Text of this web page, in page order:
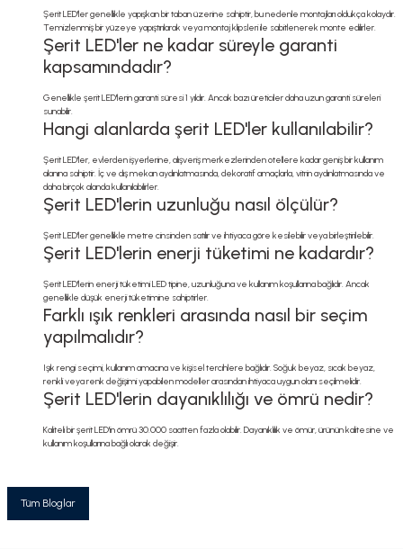
Şerit LED'ler genellikle yapışkan bir taban üzerine sahiptir, bu nedenle montajları oldukça kolaydır.
Temizlenmiş bir yüzeye yapıştırılarak veya montaj klipsleri ile sabitlenerek monte edilirler.
Şerit LED'ler ne kadar süreyle garanti
kapsamındadır?
Genellikle şerit LED'lerin garanti süresi 1 yıldır. Ancak bazı üreticiler daha uzun garanti süreleri
sunabilir.
Hangi alanlarda şerit LED'ler kullanılabilir?
Şerit LED'ler, evlerden işyerlerine, alışveriş merkezlerinden otellere kadar geniş bir kullanım
alanına sahiptir. İç ve dış mekan aydınlatmasında, dekoratif amaçlarla, vitrin aydınlatmasında ve
daha birçok alanda kullanılabilirler.
Şerit LED'lerin uzunluğu nasıl ölçülür?
Şerit LED'ler genellikle metre cinsinden satılır ve ihtiyaca göre kesilebilir veya birleştirilebilir.
Şerit LED'lerin enerji tüketimi ne kadardır?
Şerit LED'lerin enerji tüketimi LED tipine, uzunluğuna ve kullanım koşullarına bağlıdır. Ancak
genellikle düşük enerji tüketimine sahiptirler.
Farklı ışık renkleri arasında nasıl bir seçim
yapılmalıdır?
Işık rengi seçimi, kullanım amacına ve kişisel tercihlere bağlıdır. Soğuk beyaz, sıcak beyaz,
renkli veya renk değişimi yapabilen modeller arasından ihtiyaca uygun olanı seçilmelidir.
Şerit LED'lerin dayanıklılığı ve ömrü nedir?
Kaliteli bir şerit LED'in ömrü 30.000 saatten fazla olabilir. Dayanıklılık ve ömür, ürünün kalitesine ve
kullanım koşullarına bağlı olarak değişir.
Tüm Bloglar